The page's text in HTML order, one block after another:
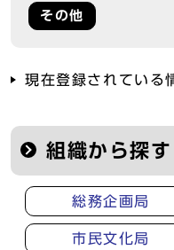
その他
現在登録されている
組織から探す
総務企画局
市民文化局